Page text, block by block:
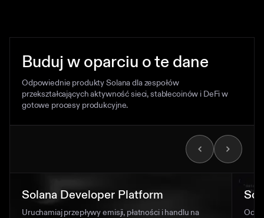
Buduj w oparciu o te dane
Odpowiednie produkty Solana dla zespołów
przekształcających aktywność sieci, stablecoinów i DeFi w
gotowe procesy produkcyjne.
Solana Developer Platform
Uruchamiaj przepływy emisji, płatności i handlu na